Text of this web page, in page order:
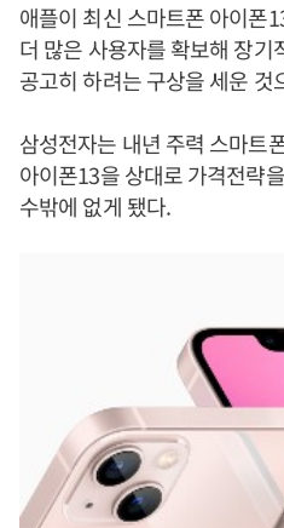
애플이 최신 스마트폰 아이폰
더 많은 사용자를 확보해 장
공고히 하려는 구상을 세운 것
삼성전자는 내년 주력 스마트
아이폰13을 상대로 가격전략
수밖에 없게 됐다.